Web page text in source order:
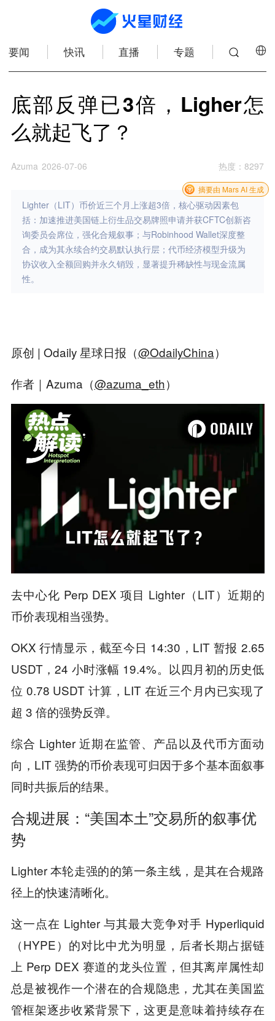
要闻 快讯 直播 专题
底部反弹已3倍，Ligher怎
么就起飞了？
Azuma 2026-07-06 热度 ：8297
Lighter（LIT）币价近三个月上涨超3倍，核心驱动因素包
括：加速推进美国链上衍生品交易牌照申请并获CFTC创新咨
询委员会席位，强化合规叙事；与Robinhood Wallet深度整
合，成为其永续合约交易默认执行层；代币经济模型升级为
协议收入全额回购并永久销毁，显著提升稀缺性与现金流属
性。
摘要由 Mars AI 生成
原创 | Odaily 星球日报（@OdailyChina）
作者｜Azuma（@azuma_eth）
去中心化 Perp DEX 项目 Lighter（LIT）近期的
币价表现相当强势。
OKX 行情显示，截至今日 14:30，LIT 暂报 2.65
USDT，24 小时涨幅 19.4%。以四月初的历史低
位 0.78 USDT 计算，LIT 在近三个月内已实现了
超 3 倍的强势反弹。
综合 Lighter 近期在监管、产品以及代币方面动
向，LIT 强势的币价表现可归因于多个基本面叙事
同时共振后的结果。
合规进展：“美国本土”交易所的叙事优
势
Lighter 本轮走强的的第一条主线，是其在合规路
径上的快速清晰化。
这一点在 Lighter 与其最大竞争对手 Hyperliquid
（HYPE）的对比中尤为明显，后者长期占据链
上 Perp DEX 赛道的龙头位置，但其离岸属性却
总是被视作一个潜在的合规隐患，尤其在美国监
管框架逐步收紧背景下，这更是意味着持续存在